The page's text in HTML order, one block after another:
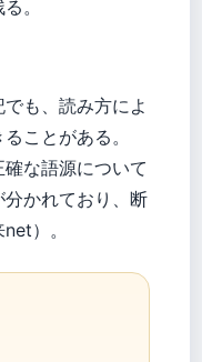
。
も、読み方によ
ことがある。
な語源について
かれており、断
）。